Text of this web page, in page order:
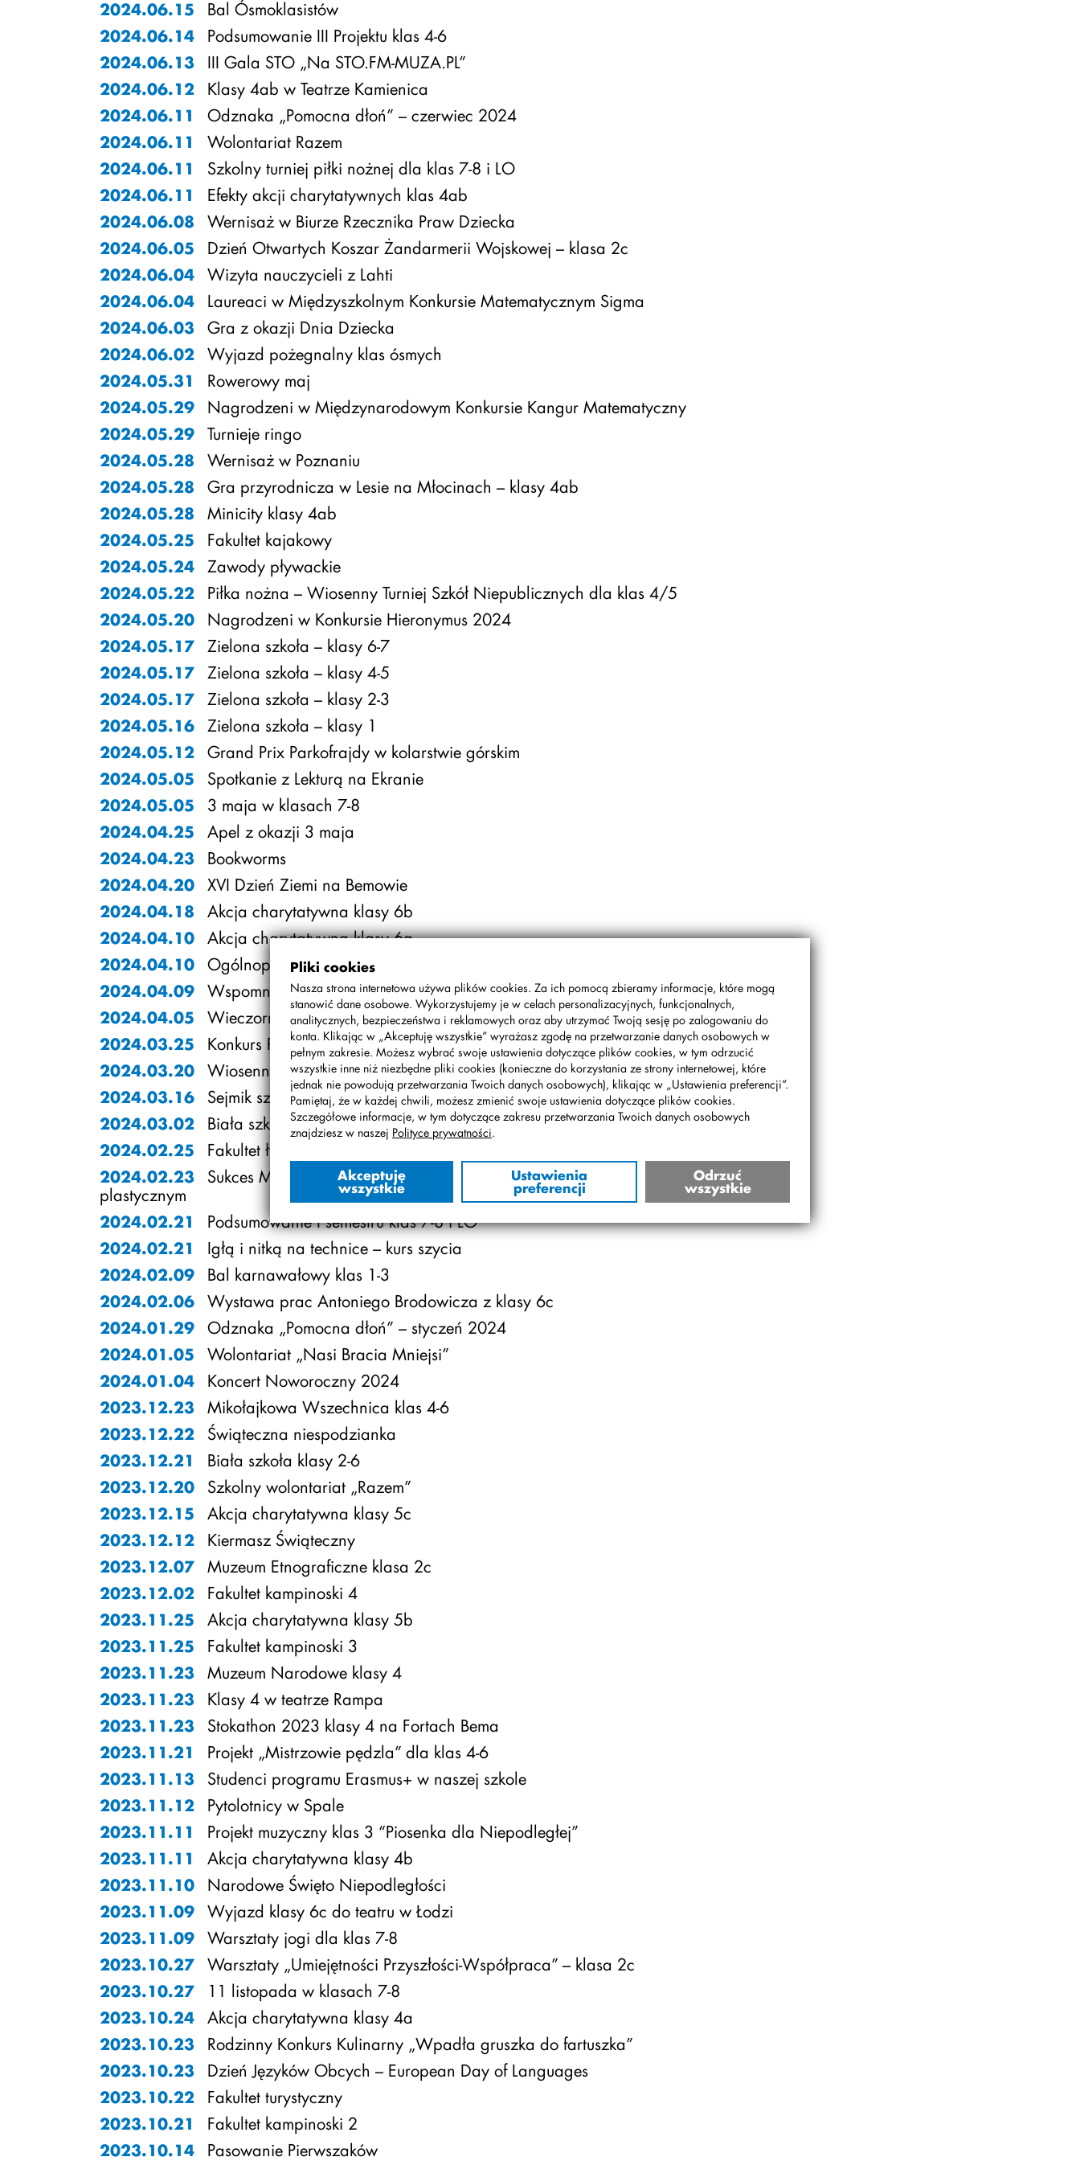
Pliki cookies
Nasza strona internetowa używa plików cookies. Za ich pomocą zbieramy informacje, które mogą
stanowić dane osobowe. Wykorzystujemy je w celach personalizacyjnych, funkcjonalnych,
analitycznych, bezpieczeństwa i reklamowych oraz aby utrzymać Twoją sesję po zalogowaniu do
konta. Klikając w „Akceptuję wszystkie” wyrażasz zgodę na przetwarzanie danych osobowych w
pełnym zakresie. Możesz wybrać swoje ustawienia dotyczące plików cookies, w tym odrzucić
wszystkie inne niż niezbędne pliki cookies (konieczne do korzystania ze strony internetowej, które
jednak nie powodują przetwarzania Twoich danych osobowych), klikając w „Ustawienia preferencji”.
Pamiętaj, że w każdej chwili, możesz zmienić swoje ustawienia dotyczące plików cookies.
Szczegółowe informacje, w tym dotyczące zakresu przetwarzania Twoich danych osobowych
znajdziesz w naszej Polityce prywatności.
Akceptuję
wszystkie
Ustawienia
preferencji
Odrzuć
wszystkie
2024.06.15 Bal Ósmoklasistów
2024.06.14 Podsumowanie III Projektu klas 4-6
2024.06.13 III Gala STO „Na STO.FM-MUZA.PL”
2024.06.12 Klasy 4ab w Teatrze Kamienica
2024.06.11 Odznaka „Pomocna dłoń” – czerwiec 2024
2024.06.11 Wolontariat Razem
2024.06.11 Szkolny turniej piłki nożnej dla klas 7-8 i LO
2024.06.11 Efekty akcji charytatywnych klas 4ab
2024.06.08 Wernisaż w Biurze Rzecznika Praw Dziecka
2024.06.05 Dzień Otwartych Koszar Żandarmerii Wojskowej – klasa 2c
2024.06.04 Wizyta nauczycieli z Lahti
2024.06.04 Laureaci w Międzyszkolnym Konkursie Matematycznym Sigma
2024.06.03 Gra z okazji Dnia Dziecka
2024.06.02 Wyjazd pożegnalny klas ósmych
2024.05.31 Rowerowy maj
2024.05.29 Nagrodzeni w Międzynarodowym Konkursie Kangur Matematyczny
2024.05.29 Turnieje ringo
2024.05.28 Wernisaż w Poznaniu
2024.05.28 Gra przyrodnicza w Lesie na Młocinach – klasy 4ab
2024.05.28 Minicity klasy 4ab
2024.05.25 Fakultet kajakowy
2024.05.24 Zawody pływackie
2024.05.22 Piłka nożna – Wiosenny Turniej Szkół Niepublicznych dla klas 4/5
2024.05.20 Nagrodzeni w Konkursie Hieronymus 2024
2024.05.17 Zielona szkoła – klasy 6-7
2024.05.17 Zielona szkoła – klasy 4-5
2024.05.17 Zielona szkoła – klasy 2-3
2024.05.16 Zielona szkoła – klasy 1
2024.05.12 Grand Prix Parkofrajdy w kolarstwie górskim
2024.05.05 Spotkanie z Lekturą na Ekranie
2024.05.05 3 maja w klasach 7-8
2024.04.25 Apel z okazji 3 maja
2024.04.23 Bookworms
2024.04.20 XVI Dzień Ziemi na Bemowie
2024.04.18 Akcja charytatywna klasy 6b
2024.04.10 Akcja charytatywna klasy 6a
2024.04.10 Ogólnopolski Finał Konkursu Odysei Umysłu
2024.04.09 Wspomnienie Włodka Kaczmarskiego
2024.04.05 Wieczorny Maraton Matematyczny
2024.03.25 Konkurs Rodzinny „Kurczaczek wielkanocny”
2024.03.20 Wiosenna edycja wszechnicy szkolnej :-)
2024.03.16 Sejmik szkolny
2024.03.02 Biała szkoła klasy 7-8
2024.02.25 Fakultet łyżwiarski
2024.02.23
Sukces Michaliny Klenk i Antka Brodowicza w ogólnopolskim konkursie
plastycznym
2024.02.21 Podsumowanie I semestru klas 7-8 i LO
2024.02.21 Igłą i nitką na technice – kurs szycia
2024.02.09 Bal karnawałowy klas 1-3
2024.02.06 Wystawa prac Antoniego Brodowicza z klasy 6c
2024.01.29 Odznaka „Pomocna dłoń” – styczeń 2024
2024.01.05 Wolontariat „Nasi Bracia Mniejsi”
2024.01.04 Koncert Noworoczny 2024
2023.12.23 Mikołajkowa Wszechnica klas 4-6
2023.12.22 Świąteczna niespodzianka
2023.12.21 Biała szkoła klasy 2-6
2023.12.20 Szkolny wolontariat „Razem”
2023.12.15 Akcja charytatywna klasy 5c
2023.12.12 Kiermasz Świąteczny
2023.12.07 Muzeum Etnograficzne klasa 2c
2023.12.02 Fakultet kampinoski 4
2023.11.25 Akcja charytatywna klasy 5b
2023.11.25 Fakultet kampinoski 3
2023.11.23 Muzeum Narodowe klasy 4
2023.11.23 Klasy 4 w teatrze Rampa
2023.11.23 Stokathon 2023 klasy 4 na Fortach Bema
2023.11.21 Projekt „Mistrzowie pędzla” dla klas 4-6
2023.11.13 Studenci programu Erasmus+ w naszej szkole
2023.11.12 Pytolotnicy w Spale
2023.11.11 Projekt muzyczny klas 3 “Piosenka dla Niepodległej”
2023.11.11 Akcja charytatywna klasy 4b
2023.11.10 Narodowe Święto Niepodległości
2023.11.09 Wyjazd klasy 6c do teatru w Łodzi
2023.11.09 Warsztaty jogi dla klas 7-8
2023.10.27 Warsztaty „Umiejętności Przyszłości-Współpraca” – klasa 2c
2023.10.27 11 listopada w klasach 7-8
2023.10.24 Akcja charytatywna klasy 4a
2023.10.23 Rodzinny Konkurs Kulinarny „Wpadła gruszka do fartuszka”
2023.10.23 Dzień Języków Obcych – European Day of Languages
2023.10.22 Fakultet turystyczny
2023.10.21 Fakultet kampinoski 2
2023.10.14 Pasowanie Pierwszaków